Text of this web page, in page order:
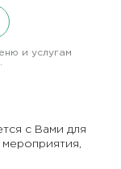
и услугам
с Вами для